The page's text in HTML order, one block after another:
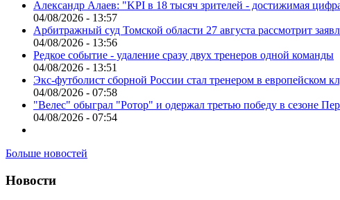
Александр Алаев: "KPI в 18 тысяч зрителей - достижимая
04/08/2026 - 13:57
Арбитражный суд Томской области 27 августа рассмотрит
04/08/2026 - 13:56
Редкое событие - удаление сразу двух тренеров одной команды
04/08/2026 - 13:51
Экс-футболист сборной России стал тренером в европейском
04/08/2026 - 07:58
"Велес" обыграл "Ротор" и одержал третью победу в сезоне
04/08/2026 - 07:54
Больше новостей
Новости